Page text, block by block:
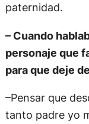
paternidad.
– Cuando
personaje que
para que deje
–Pensar que
tanto padre yo